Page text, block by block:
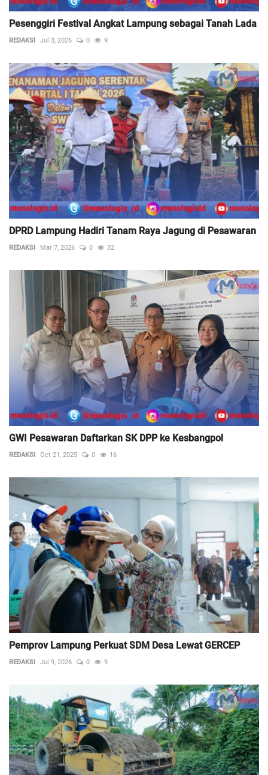
Pesenggiri Festival Angkat Lampung sebagai Tanah Lada
REDAKSI Jul 3, 2026 0 9
DPRD Lampung Hadiri Tanam Raya Jagung di Pesawaran
REDAKSI Mar 7, 2026 0 32
GWI Pesawaran Daftarkan SK DPP ke Kesbangpol
REDAKSI Oct 21, 2025 0 16
Pemprov Lampung Perkuat SDM Desa Lewat GERCEP
REDAKSI Jul 9, 2026 0 9